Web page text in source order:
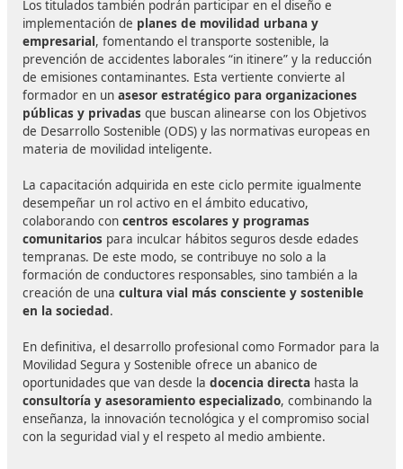
Si bien es cierto que existen convalidaciones para
título, su desconocimiento hace que la situación actual
idónea para convertirse en uno de los primeros
profesionales certificados.
Además, se tiene la posibilidad de trabajar en el sector
privado con autoescuelas o en el sector público con el
desarrollo de actividades y programas de seguridad
movilidad.Lo cual aumenta las opciones de
empleo en la profesión.
A esto se suma que lademanda de profesionales
cualificados en movilidad segura y sostenible está
pleno crecimiento
reducir la siniestralidad vial y la huella ambiental del
transporte. Esto convierte al título en una formación
estratégica con gran proyección de futuro.
Los titulados podrán desempeñar funciones como